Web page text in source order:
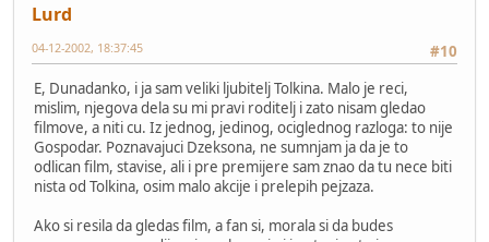
Lurd
#10
04-12-2002, 18:37:45
E, Dunadanko, i ja sam veliki ljubitelj Tolkina. Malo je reci,
mislim, njegova dela su mi pravi roditelj i zato nisam gledao
filmove, a niti cu. Iz jednog, jedinog, ociglednog razloga: to nije
Gospodar. Poznavajuci Dzeksona, ne sumnjam ja da je to
odlican film, stavise, ali i pre premijere sam znao da tu nece biti
nista od Tolkina, osim malo akcije i prelepih pejzaza.
Ako si resila da gledas film, a fan si, morala si da budes